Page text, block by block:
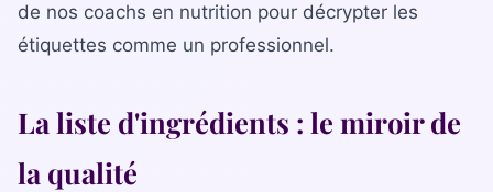
de nos coachs en nutrition pour décrypter les
étiquettes comme un professionnel.
La liste d'ingrédients : le miroir de
la qualité